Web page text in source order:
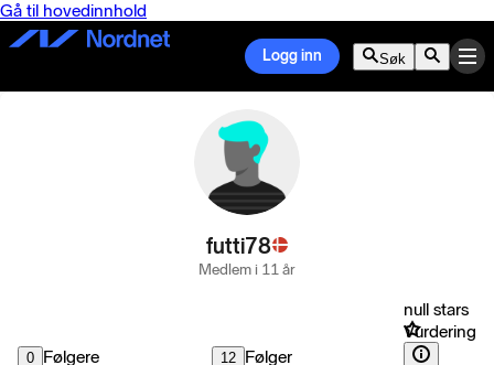
Gå til hovedinnhold
Logg inn Søk
futti78
Medlem i 11 år
0 Følgere 12 Følger
null stars
Vurdering